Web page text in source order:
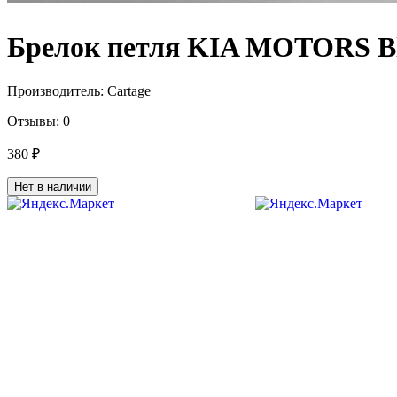
Брелок петля KIA MOTORS
Производитель: Cartage
Отзывы: 0
380 ₽
Нет в наличии